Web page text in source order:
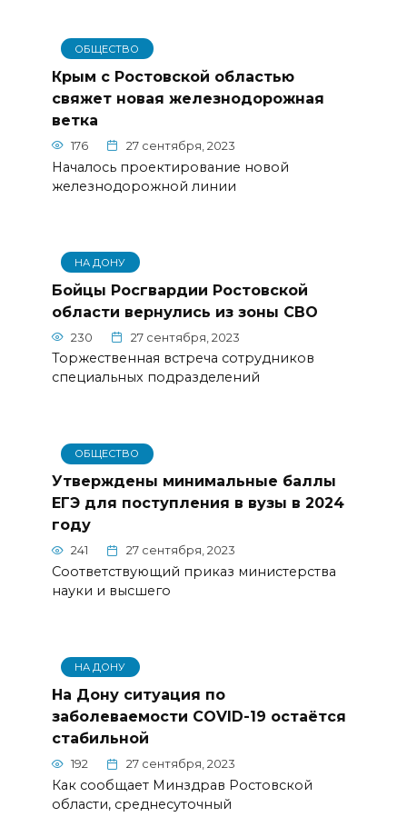
ОБЩЕСТВО
Крым с Ростовской областью
свяжет новая железнодорожная
ветка
176 27 сентября, 2023
Началось проектирование новой
железнодорожной линии
НА ДОНУ
Бойцы Росгвардии Ростовской
области вернулись из зоны СВО
230 27 сентября, 2023
Торжественная встреча сотрудников
специальных подразделений
ОБЩЕСТВО
Утверждены минимальные баллы
ЕГЭ для поступления в вузы в 2024
году
241 27 сентября, 2023
Соответствующий приказ министерства
науки и высшего
НА ДОНУ
На Дону ситуация по
заболеваемости COVID-19 остаётся
стабильной
192 27 сентября, 2023
Как сообщает Минздрав Ростовской
области, среднесуточный